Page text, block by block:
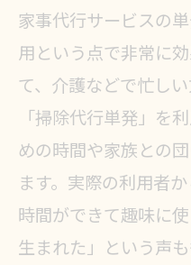
家事代行サービスの
用という点で非常に
て、介護などで忙し
「掃除代行単発」を
めの時間や家族との
ます。実際の利用者
時間ができて趣味に
生まれた」という声も